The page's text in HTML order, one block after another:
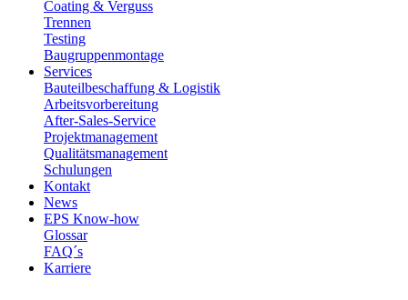
Coating & Verguss
Trennen
Testing
Baugruppenmontage
Services
Bauteilbeschaffung & Logistik
Arbeitsvorbereitung
After-Sales-Service
Projektmanagement
Qualitätsmanagement
Schulungen
Kontakt
News
EPS Know-how
Glossar
FAQ´s
Karriere